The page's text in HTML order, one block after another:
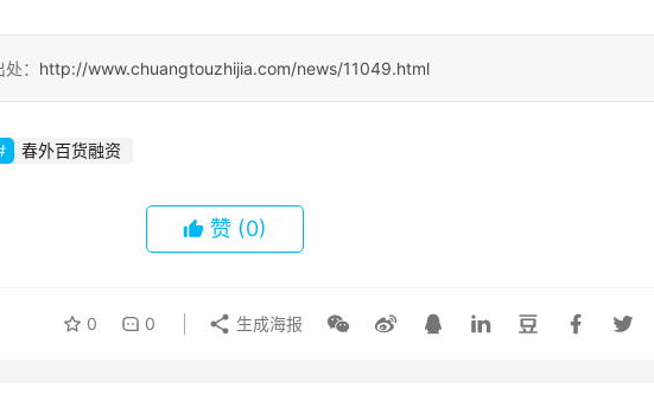
： http://www.chuangtouzhijia.com/news/11049.html
春外百货融资
赞 (0)
0 0 生成海报